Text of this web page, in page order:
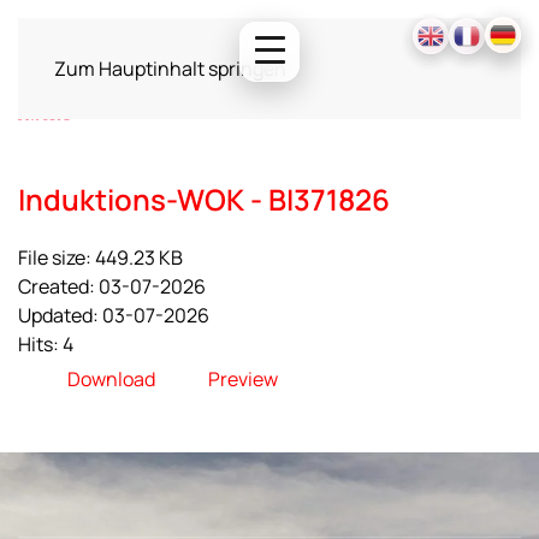
Zum Hauptinhalt springen
Induktions-WOK - BI371826
File size: 449.23 KB
Created: 03-07-2026
Updated: 03-07-2026
Hits: 4
Download
Preview